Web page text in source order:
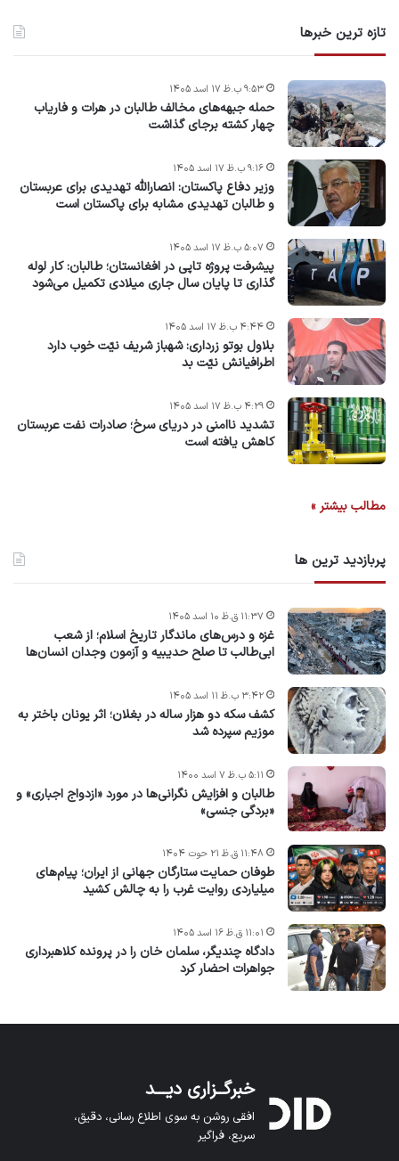
تازه ترین خبرها
حمله جبهه‌های مخالف طالبان در هرات و فاریاب
چهار کشته برجای گذاشت
۹:۵۳ ب.ظ ۱۷ اسد ۱۴۰۵
وزیر دفاع پاکستان: انصارالله تهدیدی برای عربستان
و طالبان تهدیدی مشابه برای پاکستان است
۹:۱۶ ب.ظ ۱۷ اسد ۱۴۰۵
پیشرفت پروژه‌ تاپی در افغانستان؛ طالبان: کار لوله
گذاری تا پایان سال جاری میلادی تکمیل می‌شود
۵:۰۷ ب.ظ ۱۷ اسد ۱۴۰۵
بلاول بوتو زرداری: شهباز شریف نیّت خوب دارد
اطرافیانش نیّت بد
۴:۴۴ ب.ظ ۱۷ اسد ۱۴۰۵
تشدید ناامنی در دریای سرخ؛ صادرات نفت عربستان
کاهش یافته است
۴:۲۹ ب.ظ ۱۷ اسد ۱۴۰۵
مطالب بیشتر »
پربازدید ترین ها
غزه و درس‌های ماندگار تاریخ اسلام؛ از شعب
ابی‌طالب تا صلح حدیبیه و آزمون وجدان انسان‌ها
۱۱:۳۷ ق.ظ ۱۰ اسد ۱۴۰۵
کشف سکه دو هزار ساله در بغلان؛ اثر یونان باختر به
موزیم سپرده شد
۳:۴۲ ب.ظ ۱۱ اسد ۱۴۰۵
طالبان و افزایش نگرانی‌ها در مورد «ازدواج اجباری» و
«بردگی جنسی»
۵:۱۱ ب.ظ ۷ اسد ۱۴۰۰
طوفان حمایت ستارگان جهانی از ایران؛ پیام‌های
میلیاردی روایت غرب را به چالش کشید
۱۱:۴۸ ق.ظ ۲۱ حوت ۱۴۰۴
دادگاه چندیگر، سلمان خان را در پرونده کلاهبرداری
جواهرات احضار کرد
۱۱:۰۱ ق.ظ ۱۶ اسد ۱۴۰۵
خبرگــزاری دیـــد
افقی روشن به سوی اطلاع رسانی، دقیق،
سریع، فراگیر